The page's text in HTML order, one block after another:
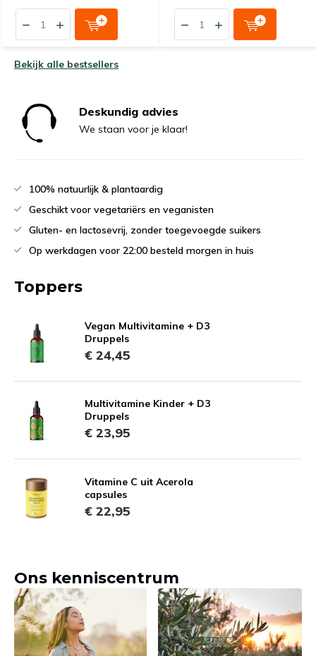
Bekijk alle bestsellers
Deskundig advies
We staan voor je klaar!
100% natuurlijk & plantaardig
Geschikt voor vegetariërs en veganisten
Gluten- en lactosevrij, zonder toegevoegde suikers
Op werkdagen voor 22:00 besteld morgen in huis
Toppers
Vegan Multivitamine + D3
Druppels
€ 24,45
Multivitamine Kinder + D3
Druppels
€ 23,95
Vitamine C uit Acerola
capsules
€ 22,95
Ons kenniscentrum